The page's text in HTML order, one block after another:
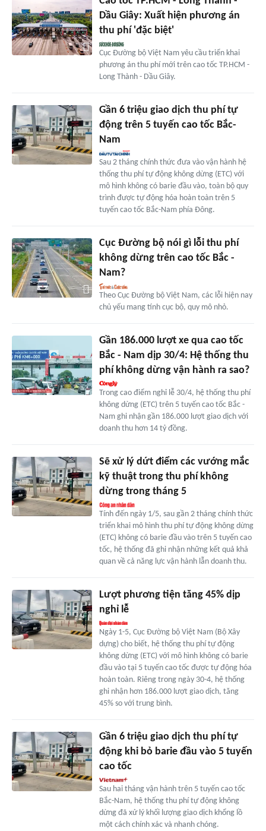
Dầu Giây: Xuất hiện phương án
thu phí 'đặc biệt'
Cục Đường bộ Việt Nam yêu cầu triển khai
phương án thu phí mới trên cao tốc TP.HCM -
Long Thành - Dầu Giây.
Gần 6 triệu giao dịch thu phí tự
động trên 5 tuyến cao tốc Bắc-
Nam
Sau 2 tháng chính thức đưa vào vận hành hệ
thống thu phí tự động không dừng (ETC) với
mô hình không có barie đầu vào, toàn bộ quy
trình được tự động hóa hoàn toàn trên 5
tuyến cao tốc Bắc-Nam phía Đông.
Cục Đường bộ nói gì lỗi thu phí
không dừng trên cao tốc Bắc -
Nam?
Theo Cục Đường bộ Việt Nam, các lỗi hiện nay
chủ yếu mang tính cục bộ, quy mô nhỏ.
Gần 186.000 lượt xe qua cao tốc
Bắc - Nam dịp 30/4: Hệ thống thu
phí không dừng vận hành ra sao?
Trong cao điểm nghỉ lễ 30/4, hệ thống thu phí
không dừng (ETC) trên 5 tuyến cao tốc Bắc -
Nam ghi nhận gần 186.000 lượt giao dịch với
doanh thu hơn 14 tỷ đồng.
Sẽ xử lý dứt điểm các vướng mắc
kỹ thuật trong thu phí không
dừng trong tháng 5
Tính đến ngày 1/5, sau gần 2 tháng chính thức
triển khai mô hình thu phí tự động không dừng
(ETC) không có barie đầu vào trên 5 tuyến cao
tốc, hệ thống đã ghi nhận những kết quả khả
quan về cả năng lực vận hành lẫn doanh thu.
Lượt phương tiện tăng 45% dịp
nghỉ lễ
Ngày 1-5, Cục Đường bộ Việt Nam (Bộ Xây
dựng) cho biết, hệ thống thu phí tự động
không dừng (ETC) với mô hình không có barie
đầu vào tại 5 tuyến cao tốc được tự động hóa
hoàn toàn. Riêng trong ngày 30-4, hệ thống
ghi nhận hơn 186.000 lượt giao dịch, tăng
45% so với trung bình.
Gần 6 triệu giao dịch thu phí tự
động khi bỏ barie đầu vào 5 tuyến
cao tốc
Sau hai tháng vận hành trên 5 tuyến cao tốc
Bắc-Nam, hệ thống thu phí tự động không
dừng đã xử lý khối lượng giao dịch khổng lồ
một cách chính xác và nhanh chóng.